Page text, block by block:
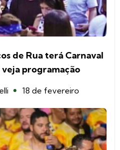
de Rua terá Carnaval
veja programação
18 de fevereiro